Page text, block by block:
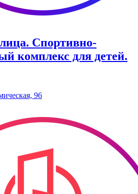
​Спортивно-
комплекс для детей.
96